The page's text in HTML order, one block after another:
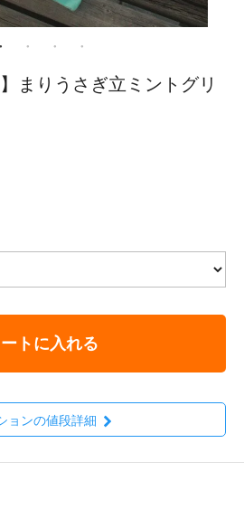
まりうさぎ立ミントグリ
トに入れる
ョンの値段詳細